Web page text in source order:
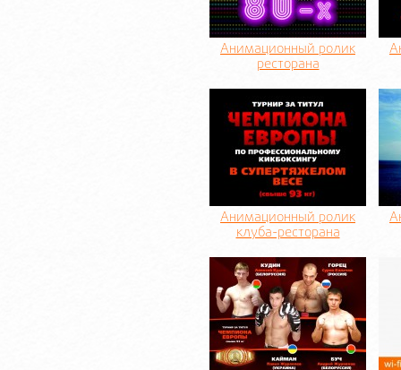
Анимационный ролик
ресторана
Анимационный ролик
клуба-ресторана